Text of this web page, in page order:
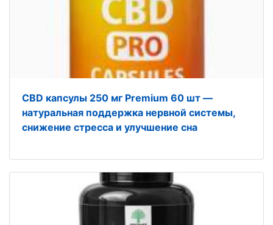
CBD капсулы 250 мг Premium 60 шт —
натуральная поддержка нервной системы,
снижение стресса и улучшение сна